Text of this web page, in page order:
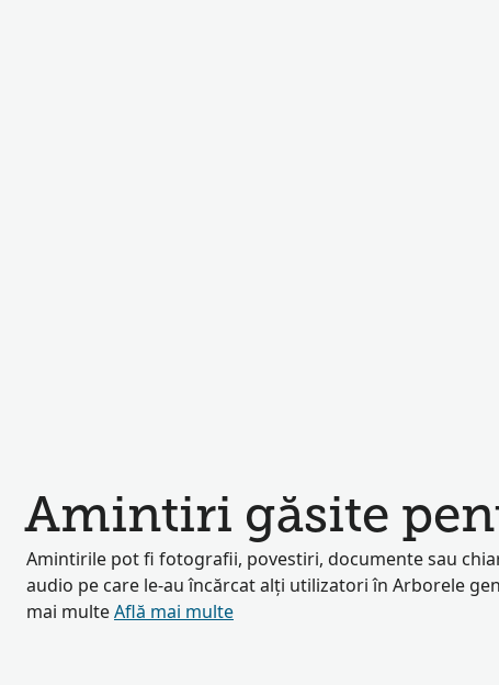
Amintiri găsite
Amintirile pot fi fotografii, povestiri, documente sau
audio pe care le-au încărcat alți utilizatori în Arborele
mai multeAflă mai multe